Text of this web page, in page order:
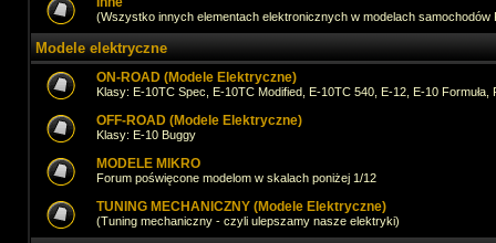
(Wszystko innych elementach elektronicznych w modelach samochodów
Modele elektryczne
ON-ROAD (Modele Elektryczne)
Klasy: E-10TC Spec, E-10TC Modified, E-10TC 540, E-12, E-10 Formuła,
OFF-ROAD (Modele Elektryczne)
Klasy: E-10 Buggy
MODELE MIKRO
Forum poświęcone modelom w skalach poniżej 1/12
TUNING MECHANICZNY (Modele Elektryczne)
(Tuning mechaniczny - czyli ulepszamy nasze elektryki)